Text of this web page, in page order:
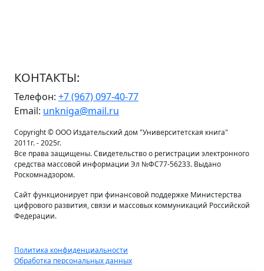
КОНТАКТЫ:
Телефон: +7 (967) 097-40-77
Email: unkniga@mail.ru
Copyright © ООО Издательский дом "Университетская книга"
2011г. - 2025г.
Все права защищены. Свидетельство о регистрации электронного
средства массовой информации Эл №ФС77-56233. Выдано
Роскомнадзором.
Сайт функционирует при финансовой поддержке Министерства
цифрового развития, связи и массовых коммуникаций Российской
Федерации.
Политика конфиденциальности
Обработка персональных данных